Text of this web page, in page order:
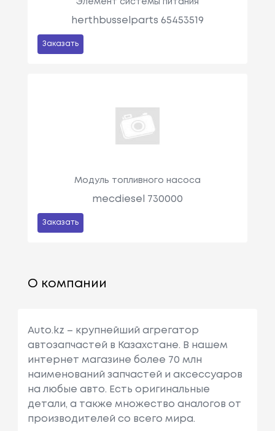
Элемент системы питания
herthbusselparts 65453519
Заказать
Модуль топливного насоса
mecdiesel 730000
Заказать
О компании
Auto.kz – крупнейший агрегатор
автозапчастей в Казахстане. В нашем
интернет магазине более 70 млн
наименований запчастей и аксессуаров
на любые авто. Есть оригинальные
детали, а также множество аналогов от
производителей со всего мира.